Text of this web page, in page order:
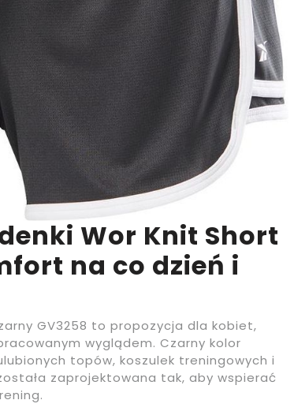
Wor Knit Short
na co dzień i
GV3258 to propozycja dla kobiet,
wyglądem. Czarny kolor
topów, koszulek treningowych i
zaprojektowana tak, aby wspierać